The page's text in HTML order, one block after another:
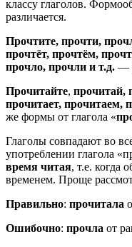
классу глаголов.
различается.
Прочтите, прочти,
прочтёт, прочтём,
прочло, прочли и т.д. —
Прочитайте, прочитай,
прочитает, прочитаем,
же формы от глагола «
Глаголы совпадают во
употреблении глагола
время читая, т.е. когда
временем. Проще
Правильно: прочитала
Ошибочно: прочла от